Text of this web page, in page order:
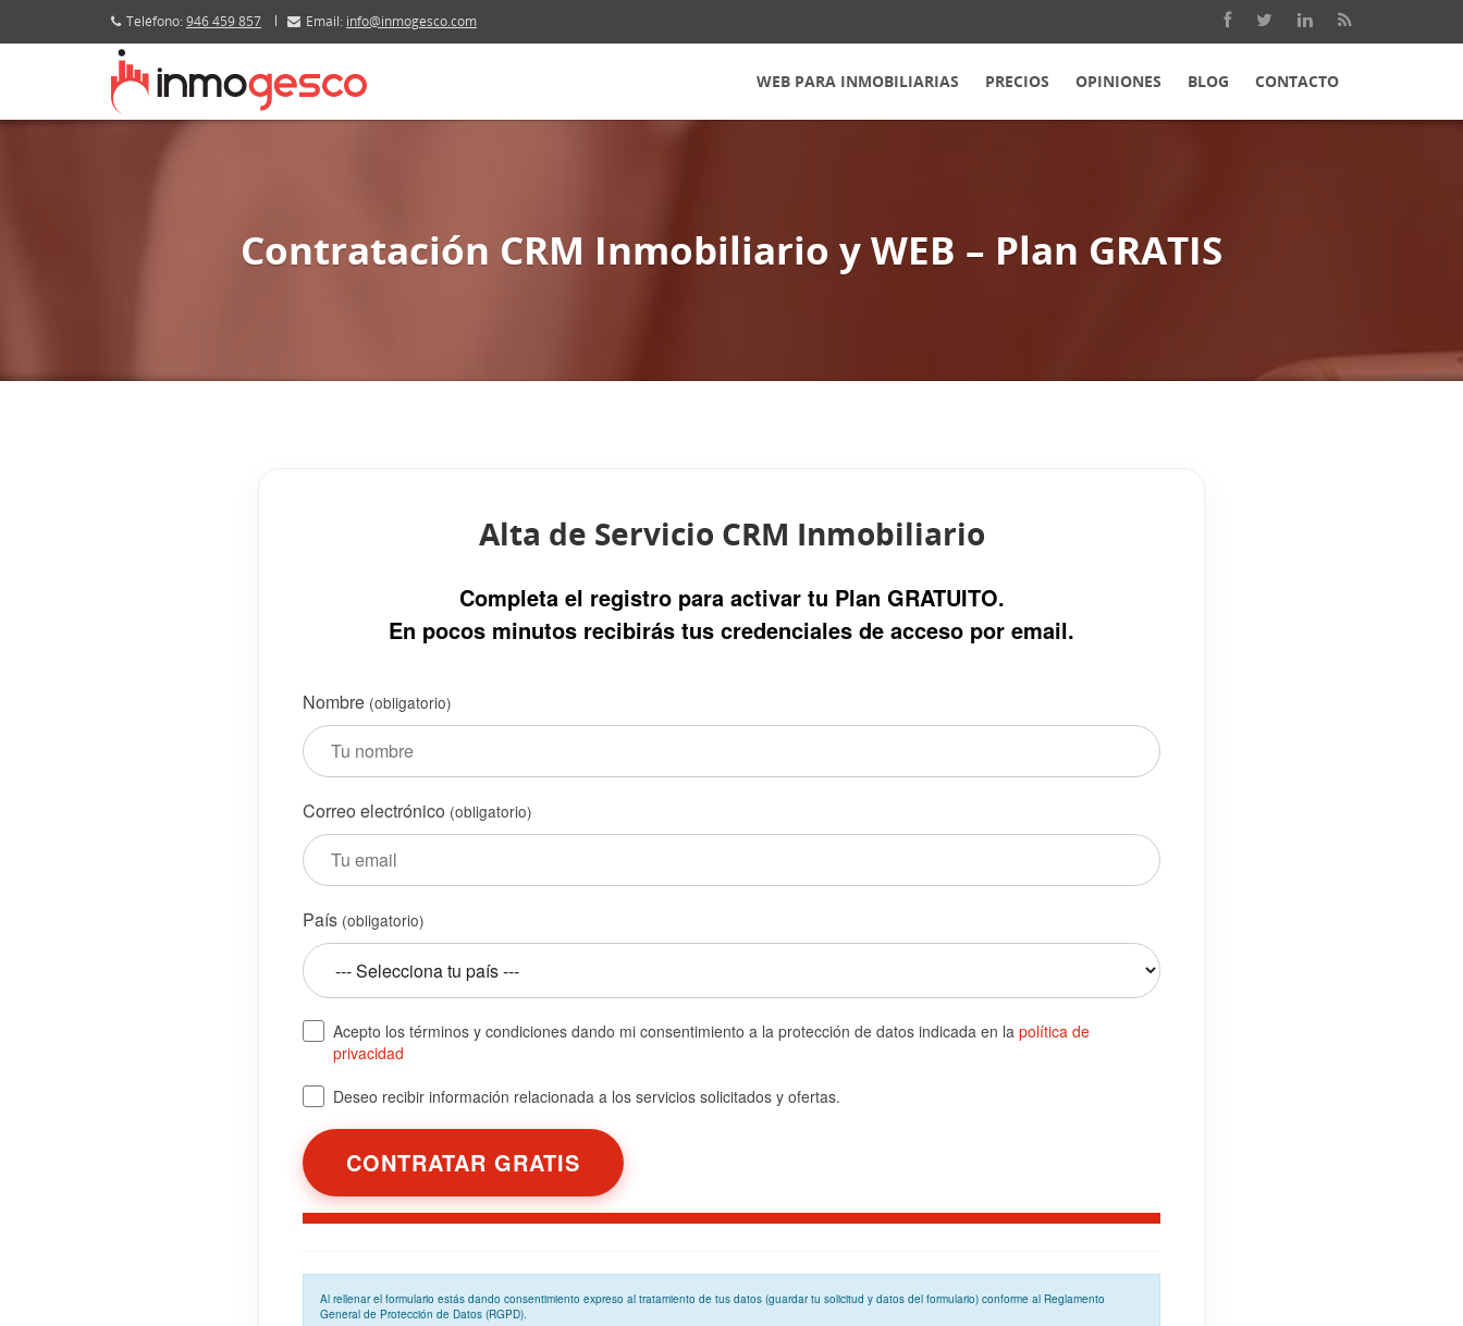
Teléfono: 946 459 857 Email: info@inmogesco.com
WEB PARA INMOBILIARIAS PRECIOS OPINIONES BLOG CONTACTO
Contratación CRM Inmobiliario y WEB – Plan GRATIS
Alta de Servicio CRM Inmobiliario
Completa el registro para activar tu Plan GRATUITO.
En pocos minutos recibirás tus credenciales de acceso por email.
Nombre (obligatorio)
Correo electrónico (obligatorio)
País (obligatorio)
Acepto los términos y condiciones dando mi consentimiento a la protección de datos indicada en la política de
privacidad
Deseo recibir información relacionada a los servicios solicitados y ofertas.
Al rellenar el formulario estás dando consentimiento expreso al tratamiento de tus datos (guardar tu solicitud y datos del formulario) conforme al Reglamento
General de Protección de Datos (RGPD).